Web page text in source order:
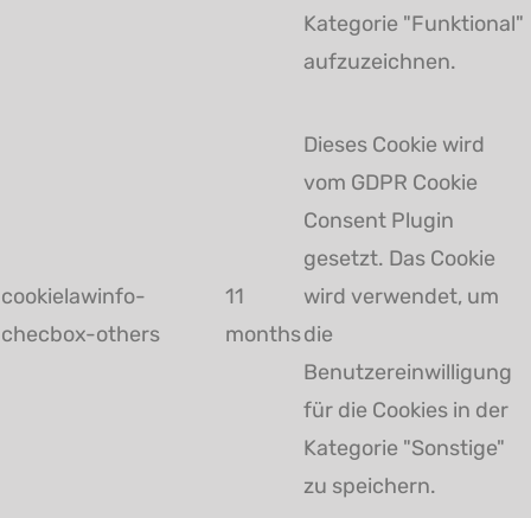
Kategorie "Funktional"
aufzuzeichnen.
cookielawinfo-
checbox-others
11
months
Dieses Cookie wird
vom GDPR Cookie
Consent Plugin
gesetzt. Das Cookie
wird verwendet, um
die
Benutzereinwilligung
für die Cookies in der
Kategorie "Sonstige"
zu speichern.